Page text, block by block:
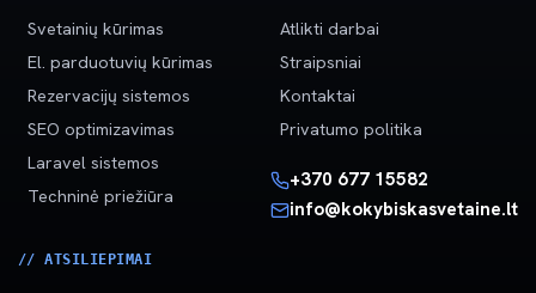
Svetainių kūrimas
El. parduotuvių kūrimas
Rezervacijų sistemos
SEO optimizavimas
Laravel sistemos
Techninė priežiūra
Atlikti darbai
Straipsniai
Kontaktai
Privatumo politika
+370 677 15582
info@kokybiskasvetaine.lt
// ATSILIEPIMAI